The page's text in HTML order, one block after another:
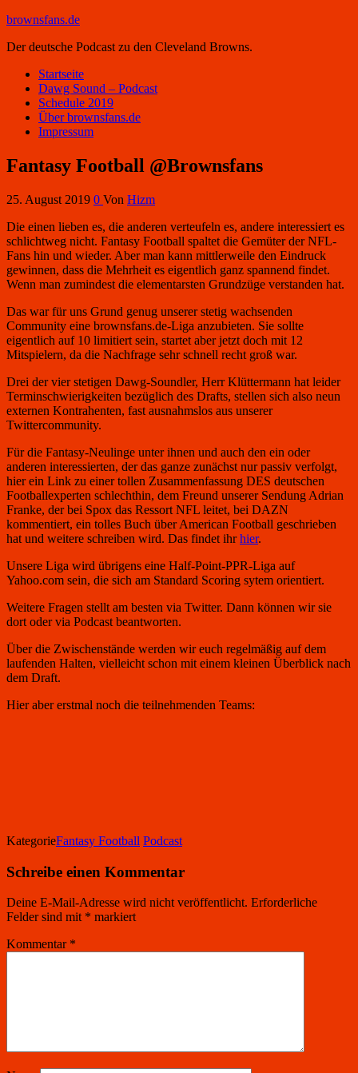
brownsfans.de
Der deutsche Podcast zu den Cleveland Browns.
Startseite
Dawg Sound – Podcast
Schedule 2019
Über brownsfans.de
Impressum
Fantasy Football @Brownsfans
25. August 2019 0 Von Hizm
Die einen lieben es, die anderen verteufeln es, andere interessiert es
schlichtweg nicht. Fantasy Football spaltet die Gemüter der NFL-
Fans hin und wieder. Aber man kann mittlerweile den Eindruck
gewinnen, dass die Mehrheit es eigentlich ganz spannend findet.
Wenn man zumindest die elementarsten Grundzüge verstanden hat.
Das war für uns Grund genug unserer stetig wachsenden
Community eine brownsfans.de-Liga anzubieten. Sie sollte
eigentlich auf 10 limitiert sein, startet aber jetzt doch mit 12
Mitspielern, da die Nachfrage sehr schnell recht groß war.
Drei der vier stetigen Dawg-Soundler, Herr Klüttermann hat leider
Terminschwierigkeiten bezüglich des Drafts, stellen sich also neun
externen Kontrahenten, fast ausnahmslos aus unserer
Twittercommunity.
Für die Fantasy-Neulinge unter ihnen und auch den ein oder
anderen interessierten, der das ganze zunächst nur passiv verfolgt,
hier ein Link zu einer tollen Zusammenfassung DES deutschen
Footballexperten schlechthin, dem Freund unserer Sendung Adrian
Franke, der bei Spox das Ressort NFL leitet, bei DAZN
kommentiert, ein tolles Buch über American Football geschrieben
hat und weitere schreiben wird. Das findet ihrhier.
Unsere Liga wird übrigens eine Half-Point-PPR-Liga auf
Yahoo.com sein, die sich am Standard Scoring sytem orientiert.
Weitere Fragen stellt am besten via Twitter. Dann können wir sie
dort oder via Podcast beantworten.
Über die Zwischenstände werden wir euch regelmäßig auf dem
laufenden Halten, vielleicht schon mit einem kleinen Überblick nach
dem Draft.
Hier aber erstmal noch die teilnehmenden Teams:
KategorieFantasy Football Podcast
Schreibe einen Kommentar
Deine E-Mail-Adresse wird nicht veröffentlicht. Erforderliche
Felder sind mit * markiert
Kommentar *